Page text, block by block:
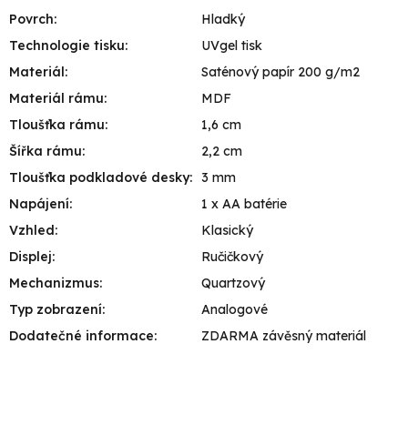
Povrch:
Hladký
Technologie tisku:
UVgel tisk
Materiál:
Saténový papír 200 g/m2
Materiál rámu:
MDF
Tloušťka rámu:
1,6 cm
Šířka rámu:
2,2 cm
Tloušťka podkladové desky: 3 mm
Napájení:
1 x AA batérie
Vzhled:
Klasický
Displej:
Ručičkový
Mechanizmus:
Quartzový
Typ zobrazení:
Analogové
Dodatečné informace: ZDARMA závěsný materiál